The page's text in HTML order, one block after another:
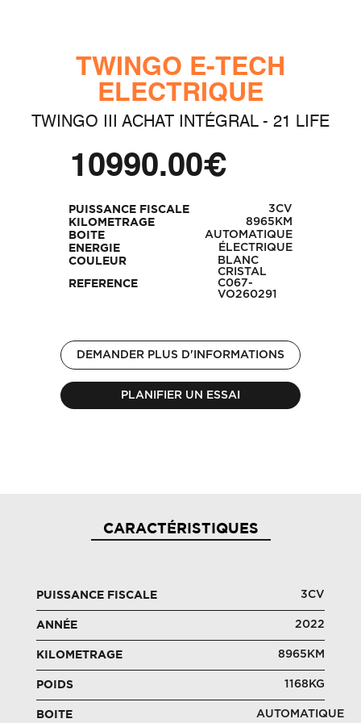
TWINGO E-TECH
ELECTRIQUE
TWINGO III ACHAT INTÉGRAL - 21 LIFE
10990.00€
PUISSANCE FISCALE 3CV
KILOMETRAGE 8965KM
BOITE AUTOMATIQUE
ENERGIE ÉLECTRIQUE
COULEUR
BLANC
CRISTAL
REFERENCE
C067-
VO260291
DEMANDER PLUS D'INFORMATIONS
PLANIFIER UN ESSAI
CARACTÉRISTIQUES
PUISSANCE FISCALE 3CV
ANNÉE 2022
KILOMETRAGE 8965KM
POIDS 1168KG
BOITE AUTOMATIQUE